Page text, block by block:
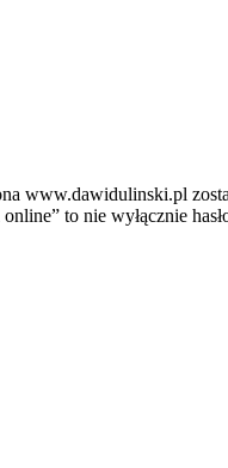
www.dawidulinski.pl
to nie wyłącznie